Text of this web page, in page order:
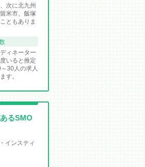
次に北九州
米市、飯塚
ともありま
ィネーター
いると推定
30人の求人
す。
るSMO
インスティ